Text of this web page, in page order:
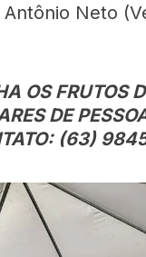
Neto
OS FRUTOS
DE
(63)